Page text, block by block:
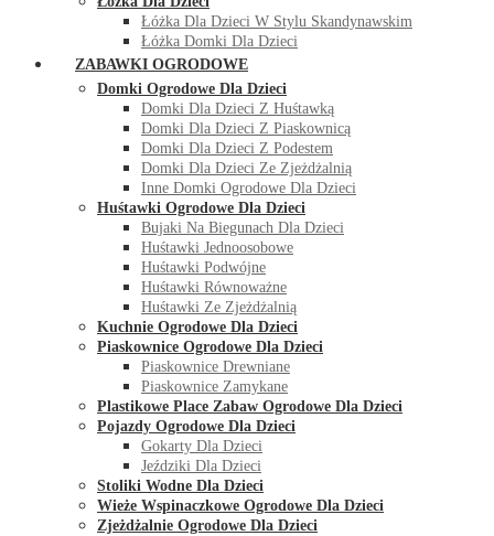
Łóżka Dla Dzieci W Stylu Skandynawskim
Łóżka Domki Dla Dzieci
ZABAWKI OGRODOWE
Domki Ogrodowe Dla Dzieci
Domki Dla Dzieci Z Huśtawką
Domki Dla Dzieci Z Piaskownicą
Domki Dla Dzieci Z Podestem
Domki Dla Dzieci Ze Zjeżdżalnią
Inne Domki Ogrodowe Dla Dzieci
Huśtawki Ogrodowe Dla Dzieci
Bujaki Na Biegunach Dla Dzieci
Huśtawki Jednoosobowe
Huśtawki Podwójne
Huśtawki Równoważne
Huśtawki Ze Zjeżdżalnią
Kuchnie Ogrodowe Dla Dzieci
Piaskownice Ogrodowe Dla Dzieci
Piaskownice Drewniane
Piaskownice Zamykane
Plastikowe Place Zabaw Ogrodowe Dla Dzieci
Pojazdy Ogrodowe Dla Dzieci
Gokarty Dla Dzieci
Jeździki Dla Dzieci
Stoliki Wodne Dla Dzieci
Wieże Wspinaczkowe Ogrodowe Dla Dzieci
Zjeżdżalnie Ogrodowe Dla Dzieci